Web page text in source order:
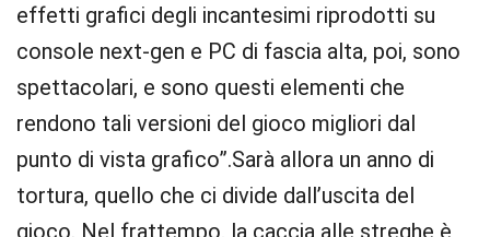
effetti grafici degli incantesimi riprodotti su
console next-gen e PC di fascia alta, poi, sono
spettacolari, e sono questi elementi che
rendono tali versioni del gioco migliori dal
punto di vista grafico”.Sarà allora un anno di
tortura, quello che ci divide dall’uscita del
gioco. Nel frattempo, la caccia alle streghe è